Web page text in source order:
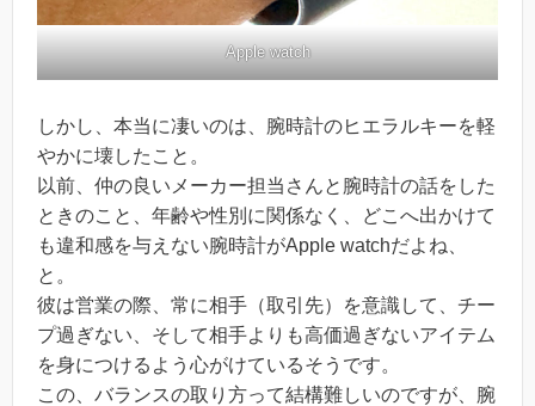
Apple watch
しかし、本当に凄いのは、腕時計のヒエラルキーを軽
やかに壊したこと。
以前、仲の良いメーカー担当さんと腕時計の話をした
ときのこと、年齢や性別に関係なく、どこへ出かけて
も違和感を与えない腕時計がApple watchだよね、
と。
彼は営業の際、常に相手（取引先）を意識して、チー
プ過ぎない、そして相手よりも高価過ぎないアイテム
を身につけるよう心がけているそうです。
この、バランスの取り方って結構難しいのですが、腕